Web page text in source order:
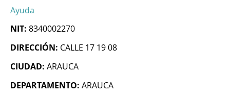
Ayuda
NIT: 8340002270
DIRECCIÓN: CALLE 17 19 08
CIUDAD: ARAUCA
DEPARTAMENTO: ARAUCA